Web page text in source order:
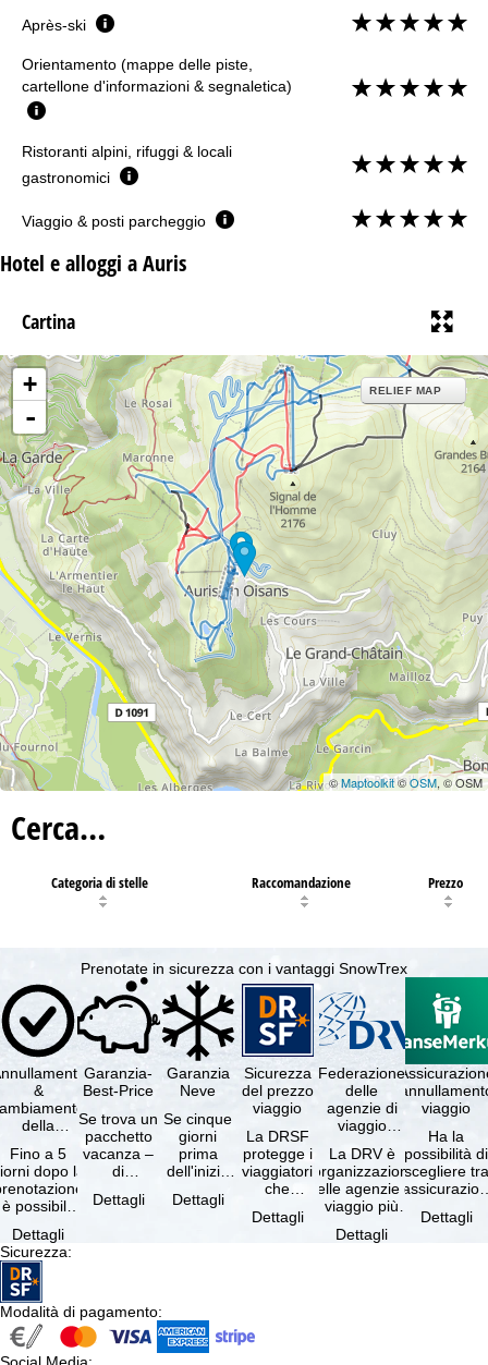
Après-ski
Orientamento (mappe delle piste,
cartellone d'informazioni & segnaletica)
Ristoranti alpini, rifuggi & locali
gastronomici
Viaggio & posti parcheggio
Hotel e alloggi a Auris
Cartina
+
-
RELIEF MAP
©Maptoolkit©OSM, © OSM
Cerca…
Categoria di stelle Raccomandazione Prezzo
Prenotate in sicurezza con i vantaggi SnowTrex
&
della
gratuiti
Fino a 5
dopo la
è possibile
il …
Dettagli
Garanzia-
Best-Price
Se trova un
pacchetto
vacanza –
di
e servizi
Dettagli
Garanzia
Neve
Se cinque
giorni
prima
dell'inizio
soggiorno
Dettagli
Sicurezza
del prezzo
viaggio
La DRSF
protegge i
viaggiatori
che
un
Dettagli
Federazione
delle
agenzie di
viaggio
La DRV è
l'organizzazione
delle agenzie di
viaggio più
Germania.
Dettagli
viaggio
Ha la
possibilità di
scegliere tra
viaggio
Dettagli
Sicurezza:
Modalità di pagamento: